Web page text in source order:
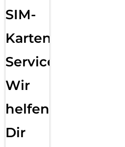
SIM-
Karten
Service:
Wir
helfen
Dir